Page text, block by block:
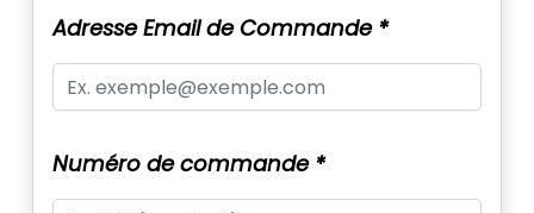
Adresse Email de Commande *
Numéro de commande *